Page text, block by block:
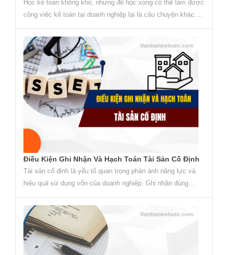
Học kế toán không khó, nhưng để học xong có thể làm được
công việc kế toán tại doanh nghiệp lại là câu chuyện khác....
Điều Kiện Ghi Nhận Và Hạch Toán Tài Sản Cố Định
Tài sản cố định là yếu tố quan trọng phản ánh năng lực và
hiệu quả sử dụng vốn của doanh nghiệp. Ghi nhận đúng...